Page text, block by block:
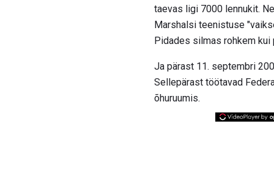
taevas ligi 7000 lennukit.
Marshalsi teenistuse
Pidades silmas rohkem
Ja pärast 11. septembri
Sellepärast töötavad
õhuruumis.